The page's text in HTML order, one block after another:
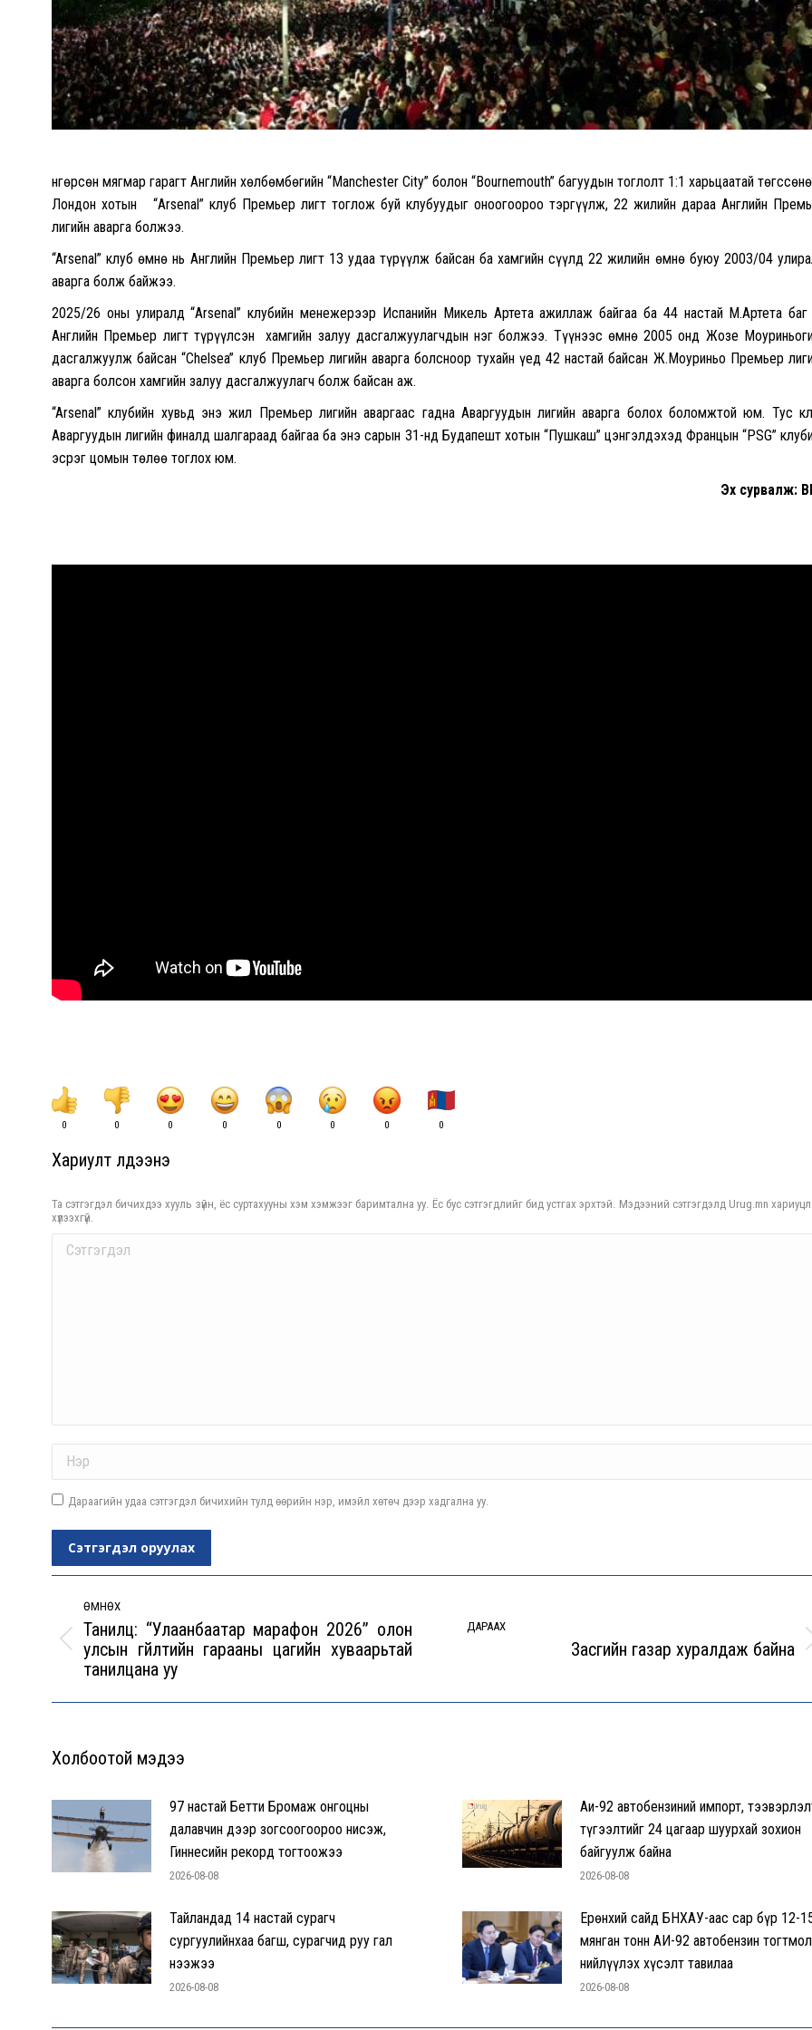
Өнгөрсөн мягмар гарагт Английн хөлбөмбөгийн “Manchester City” болон “Bournemouth” багуудын тоглолт 1:1 харьцаатай
Лондон хотын “Arsenal” клуб Премьер лигт тоглож буй клубуудыг оноогоороо тэргүүлж, 22 жилийн дараа Английн
лигийн аварга болжээ.
“Arsenal” клуб өмнө нь Английн Премьер лигт 13 удаа түрүүлж байсан ба хамгийн сүүлд 22 жилийн өмнө буюу 2003/04
аварга болж байжээ.
2025/26 оны улиралд “Arsenal” клубийн менежерээр Испанийн Микель Артета ажиллаж байгаа ба 44 настай М.Артета баг
Английн Премьер лигт түрүүлсэн хамгийн залуу дасгалжуулагчдын нэг болжээ. Түүнээс өмнө 2005 онд Жозе
дасгалжуулж байсан “Chelsea” клуб Премьер лигийн аварга болсноор тухайн үед 42 настай байсан Ж.Моуриньо Премьер
аварга болсон хамгийн залуу дасгалжуулагч болж байсан аж.
“Arsenal” клубийн хувьд энэ жил Премьер лигийн аваргаас гадна Аваргуудын лигийн аварга болох боломжтой юм. Тус
Аваргуудын лигийн финалд шалгараад байгаа ба энэ сарын 31-нд Будапешт хотын “Пушкаш” цэнгэлдэхэд Францын “PSG”
эсрэг цомын төлөө тоглох юм.
Эх сурвалж:
0 0 0 0 0 0 0 0
Хариулт үлдээнэ үү
Та сэтгэгдэл бичихдээ хууль зүйн, ёс суртахууны хэм хэмжээг баримтална уу. Ёс бус сэтгэгдлийг бид устгах эрхтэй. Мэдээний сэтгэгдэлд Urug.mn
хүлээхгүй.
Comment
Дараагийн удаа сэтгэгдэл бичихийн тулд өөрийн нэр, имэйл хөтөч дээр хадгална уу.
Сэтгэгдэл оруулах
navigation
ӨМНӨХ
Previous
post:
Танилц: “Улаанбаатар марафон 2026” олон
улсын гүйлтийн гарааны цагийн хуваарьтай
танилцана уу
ДАРААХ
Засгийн газар хуралдаж байна
Холбоотой мэдээ
97 настай Бетти Бромаж онгоцны
далавчин дээр зогсоогоороо нисэж,
Гиннесийн рекорд тогтоожээ
2026-08-08
Аи-92 автобензиний импорт,
түгээлтийг 24 цагаар шуурхай зохион
байгуулж байна
2026-08-08
Тайландад 14 настай сурагч
сургуулийнхаа багш, сурагчид руу гал
нээжээ
2026-08-08
Ерөнхий сайд БНХАУ-аас сар бүр 12-
мянган тонн АИ-92 автобензин тогтмол
нийлүүлэх хүсэлт тавилаа
2026-08-08